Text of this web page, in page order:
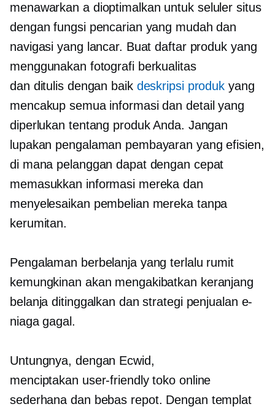
menawarkan a dioptimalkan untuk seluler situs
dengan fungsi pencarian yang mudah dan
navigasi yang lancar. Buat daftar produk yang
menggunakan fotografi berkualitas
dan ditulis dengan baik deskripsi produk yang
mencakup semua informasi dan detail yang
diperlukan tentang produk Anda. Jangan
lupakan pengalaman pembayaran yang efisien,
di mana pelanggan dapat dengan cepat
memasukkan informasi mereka dan
menyelesaikan pembelian mereka tanpa
kerumitan.
Pengalaman berbelanja yang terlalu rumit
kemungkinan akan mengakibatkan keranjang
belanja ditinggalkan dan strategi penjualan e-
niaga gagal.
Untungnya, dengan Ecwid,
menciptakan user-friendlytoko online
sederhana dan bebas repot. Dengan templat